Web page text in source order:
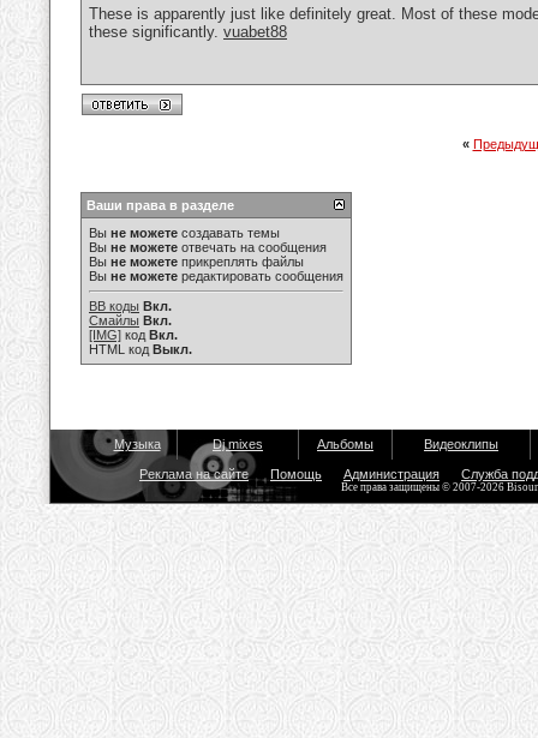
These is apparently just like definitely great. Most of these
these significantly. vuabet88
«
Ваши права в разделе
Вы не можете создавать темы
Вы не можете отвечать на сообщения
Вы не можете прикреплять файлы
Вы не можете редактировать сообщения
BB коды Вкл.
Смайлы Вкл.
[IMG] код Вкл.
HTML код Выкл.
Музыка Dj mixes Альбомы Видеоклипы
Реклама на сайте Помощь Администрация Служба
Все права защищены © 2007-2026